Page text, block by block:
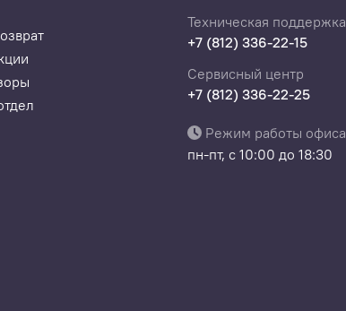
Техническая поддержка
+7 (812) 336-22-15
Сервисный центр
+7 (812) 336-22-25
Режим работы офиса
пн-пт, с 10:00 до 18:30